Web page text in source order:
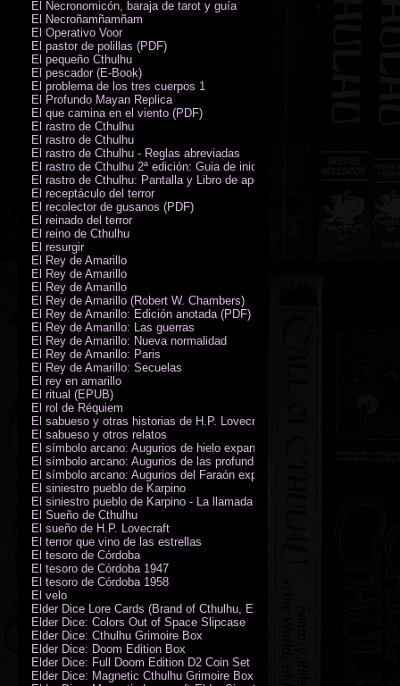
El Necronomicón, baraja de tarot y guía
El Necroñamñamñam
El Operativo Voor
El pastor de polillas (PDF)
El pequeño Cthulhu
El pescador (E-Book)
El problema de los tres cuerpos 1
El Profundo Mayan Replica
El que camina en el viento (PDF)
El rastro de Cthulhu
El rastro de Cthulhu
El rastro de Cthulhu - Reglas abreviadas
El rastro de Cthulhu 2ª edición: Guia de inicio (PDF)
El rastro de Cthulhu: Pantalla y Libro de apoyo del Guardián
El receptáculo del terror
El recolector de gusanos (PDF)
El reinado del terror
El reino de Cthulhu
El resurgir
El Rey de Amarillo
El Rey de Amarillo
El Rey de Amarillo
El Rey de Amarillo (Robert W. Chambers)
El Rey de Amarillo: Edición anotada (PDF)
El Rey de Amarillo: Las guerras
El Rey de Amarillo: Nueva normalidad
El Rey de Amarillo: Paris
El Rey de Amarillo: Secuelas
El rey en amarillo
El ritual (EPUB)
El rol de Réquiem
El sabueso y otras historias de H.P. Lovecraft
El sabueso y otros relatos
El símbolo arcano: Augurios de hielo expansión
El símbolo arcano: Augurios de las profundidades expansión
El símbolo arcano: Augurios del Faraón expansión
El siniestro pueblo de Karpino
El siniestro pueblo de Karpino - La llamada de Cthulhu
El Sueño de Cthulhu
El sueño de H.P. Lovecraft
El terror que vino de las estrellas
El tesoro de Córdoba
El tesoro de Córdoba 1947
El tesoro de Córdoba 1958
El velo
Elder Dice Lore Cards (Brand of Cthulhu, Elder Sign, Astral Elder Sign)
Elder Dice: Colors Out of Space Slipcase
Elder Dice: Cthulhu Grimoire Box
Elder Dice: Doom Edition Box
Elder Dice: Full Doom Edition D2 Coin Set
Elder Dice: Magnetic Cthulhu Grimoire Box